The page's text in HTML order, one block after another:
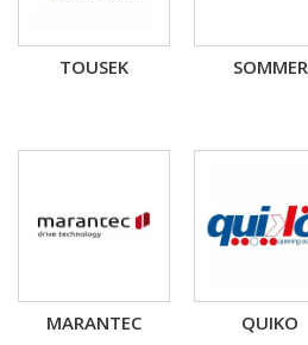
TOUSEK SOMMER
MARANTEC QUIKO